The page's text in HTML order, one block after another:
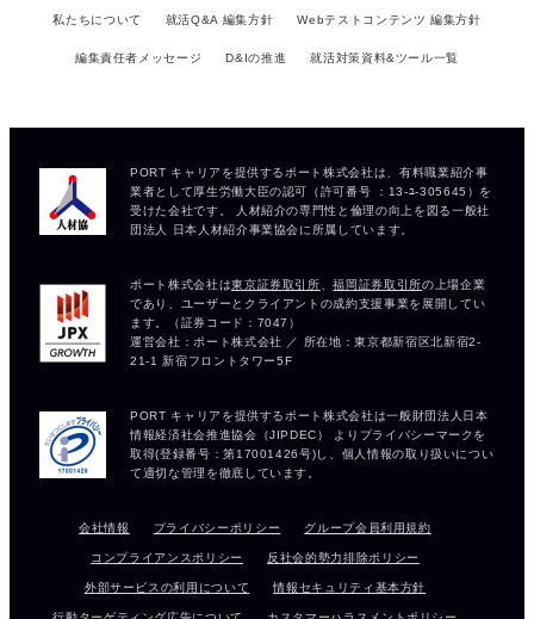
私たちについて 就活Q&A 編集方針 Webテストコンテンツ 編集方針
編集責任者メッセージ D&Iの推進 就活対策資料&ツール一覧
会社情報 プライバシーポリシー グループ会員利用規約
コンプライアンスポリシー 反社会的勢力排除ポリシー
外部サービスの利用について 情報セキュリティ基本方針